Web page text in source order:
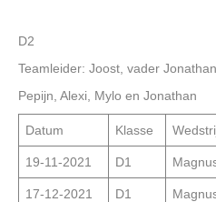
D2
Teamleider: Joost, vader Jonathan
Pepijn, Alexi, Mylo en Jonathan
Datum Klasse
19-11-2021 D1
17-12-2021 D1